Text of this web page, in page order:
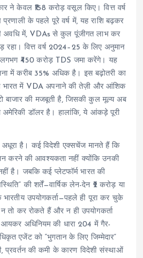
ने केवल ₹158 करोड़ वसूल किए। वित्त वर्ष
के पहले पूरे वर्ष में, यह राशि बढ़कर
अवधि में, VDAs से कुल पूंजीगत लाभ कर
रहा। वित्त वर्ष 2024–25 के लिए अनुमान
₹450 करोड़ TDS जमा करेंगे। यह
में करीब 35% अधिक है। इस बढ़ोतरी का
में VDA अपनाने की तेज़ी और आंशिक
बाजार की मजबूती है, जिसकी कुल मूल्य अब
अमेरिकी डॉलर है। हालांकि, ये आंकड़े पूरी
अधूरा है। कई विदेशी एक्सचेंज मानते हैं कि
करने की आवश्यकता नहीं क्योंकि उनकी
है। जबकि कई प्लेटफॉर्म भारत की
की शर्तें—वार्षिक लेन-देन ₹2 करोड़ या
उपयोगकर्ता—पहले ही पूरा कर चुके
तो कर रोकते हैं और न ही उपयोगकर्ता
अधिनियम की धारा 204 में गैर-
एजेंट को “भुगतान के लिए जिम्मेदार”
प्रवर्तन की कमी के कारण विदेशी संस्थाओं